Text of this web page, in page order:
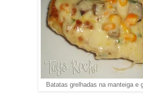
Batatas grelhadas na manteiga e